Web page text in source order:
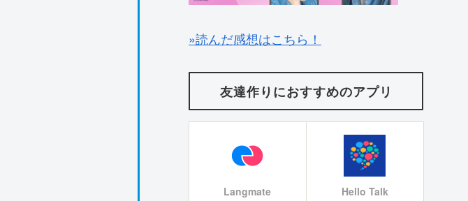
»読んだ感想はこちら！
友達作りにおすすめのアプリ
Langmate Hello Talk